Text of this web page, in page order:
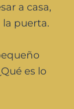
a casa,
puerta.
es lo